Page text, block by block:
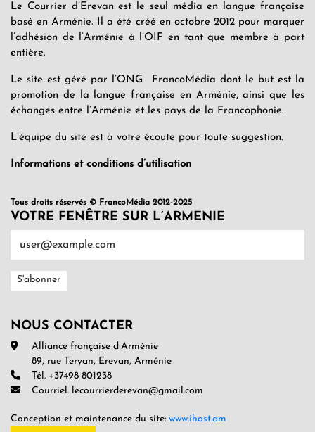
Le Courrier d’Erevan est le seul média en langue française
basé en Arménie. Il a été créé en octobre 2012 pour marquer
l’adhésion de l’Arménie à l’OIF en tant que membre à part
entière.
Le site est géré par l’ONG FrancoMédia dont le but est la
promotion de la langue française en Arménie, ainsi que les
échanges entre l’Arménie et les pays de la Francophonie.
L’équipe du site est à votre écoute pour toute suggestion.
Informations et conditions d’utilisation
Tous droits réservés © FrancoMédia 2012-2025
VOTRE FENÊTRE SUR L’ARMENIE
NOUS CONTACTER
Alliance française d’Arménie
89, rue Teryan, Erevan, Arménie
Tél. +37498 801238
Courriel. lecourrierderevan@gmail.com
Conception et maintenance du site: www.ihost.am